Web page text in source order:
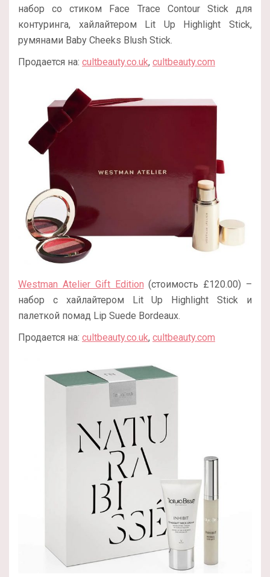
набор со стиком Face Trace Contour Stick для
контуринга, хайлайтером Lit Up Highlight Stick,
румянами Baby Cheeks Blush Stick.
Продается на: cultbeauty.co.uk, cultbeauty.com
Westman Atelier Gift Edition (стоимость £120.00) –
набор с хайлайтером Lit Up Highlight Stick и
палеткой помад Lip Suede Bordeaux.
Продается на: cultbeauty.co.uk, cultbeauty.com